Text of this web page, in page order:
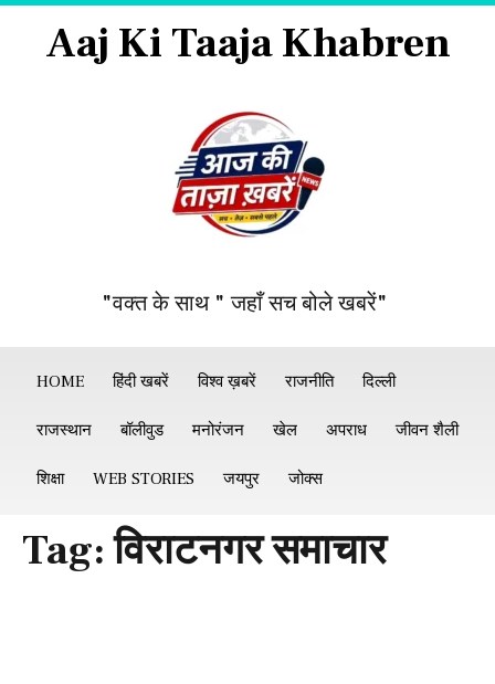
Aaj Ki Taaja Khabren
"वक्त के साथ " जहाँ सच बोले खबरें"
HOME हिंदी खबरें विश्व ख़बरें राजनीति दिल्ली
राजस्थान बॉलीवुड मनोरंजन खेल अपराध जीवन शैली
शिक्षा WEB STORIES जयपुर जोक्स
Tag:विराटनगर समाचार